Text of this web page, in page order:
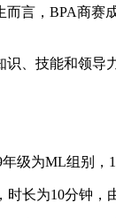
言，BPA商
、技能和领
级为ML组别，
长为10分钟，